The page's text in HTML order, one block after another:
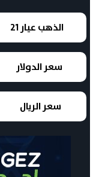
الذهب عيار 21
سعر الدولار
سعر الريال